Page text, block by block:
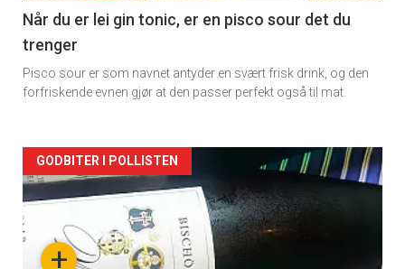
2
Når du er lei gin tonic, er en pisco sour det du
trenger
Pisco sour er som navnet antyder en svært frisk drink, og den
forfriskende evnen gjør at den passer perfekt også til mat.
Forsiden
akkurat
nå+
GODBITER I POLLISTEN